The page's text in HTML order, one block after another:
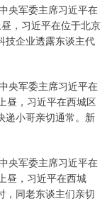
央军委主席习近平在
，习近平在位于北京
技企业透露东谈主代
央军委主席习近平在
昼，习近平在西城区
递小哥亲切通常。新
央军委主席习近平在
昼，习近平在西城
，同老东谈主们亲切